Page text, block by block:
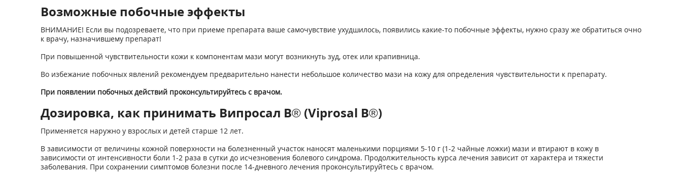
Возможные побочные эффекты
ВНИМАНИЕ! Если вы подозреваете, что при приеме препарата ваше самочувствие ухудшилось, появились какие-то побочные эффекты, нужно сразу же обратиться очно
к врачу, назначившему препарат!
При повышенной чувствительности кожи к компонентам мази могут возникнуть зуд, отек или крапивница.
Во избежание побочных явлений рекомендуем предварительно нанести небольшое количество мази на кожу для определения чувствительности к препарату.
При появлении побочных действий проконсультируйтесь с врачом.
Дозировка, как принимать Випросал В® (Viprosal B®)
Применяется наружно у взрослых и детей старше 12 лет.
В зависимости от величины кожной поверхности на болезненный участок наносят маленькими порциями 5-10 г (1-2 чайные ложки) мази и втирают в кожу в
зависимости от интенсивности боли 1-2 раза в сутки до исчезновения болевого синдрома. Продолжительность курса лечения зависит от характера и тяжести
заболевания. При сохранении симптомов болезни после 14-дневного лечения проконсультируйтесь с врачом.